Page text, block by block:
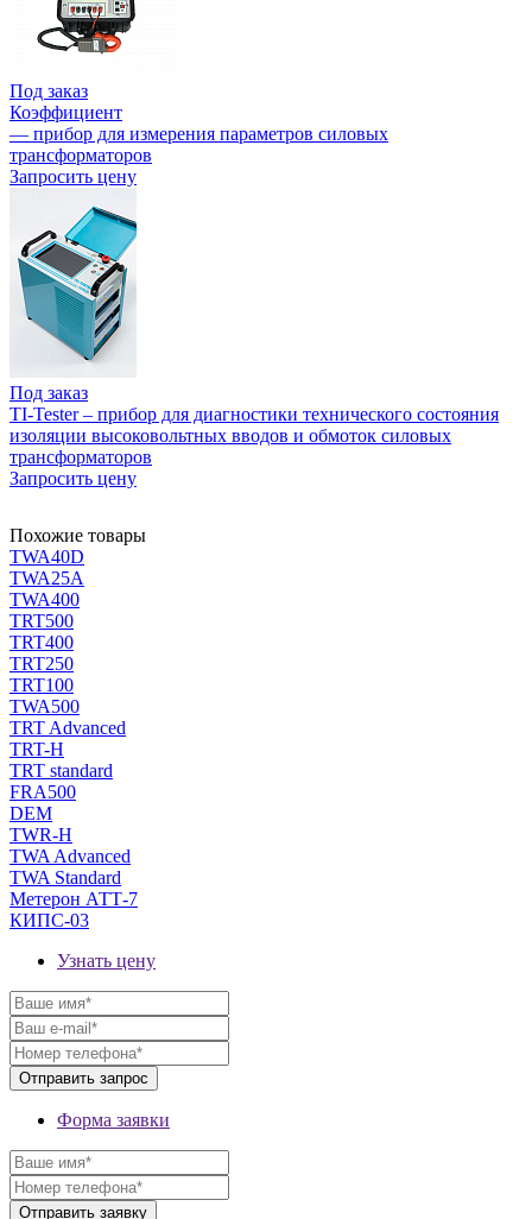
Под заказ
Коэффициент
— прибор для измерения параметров силовых
трансформаторов
Запросить цену
Под заказ
TI-Tester – прибор для диагностики технического состояния
изоляции высоковольтных вводов и обмоток силовых
трансформаторов
Запросить цену
Похожие товары
TWA40D
TWA25A
TWA400
TRT500
TRT400
TRT250
TRT100
TWA500
TRT Advanced
TRT-H
TRT standard
FRA500
DEM
TWR-H
TWA Advanced
TWA Standard
Метерон АТТ-7
КИПС-03
Узнать цену
Форма заявки